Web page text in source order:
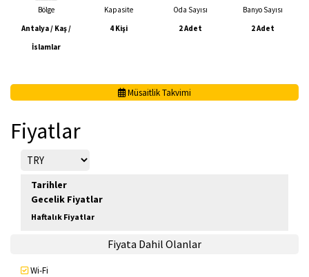
Bölge
Antalya / Kaş /
İslamlar
Kapasite
4 Kişi
Oda Sayısı
2 Adet
Banyo Sayısı
2 Adet
Müsaitlik Takvimi
Fiyatlar
Tarihler
Gecelik Fiyatlar
Haftalık Fiyatlar
Fiyata Dahil Olanlar
Wi-Fi